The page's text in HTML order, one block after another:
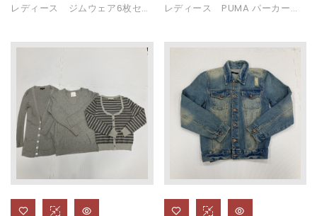
レディース ジムウェア6枚セッ
レディース PUMA パーカー